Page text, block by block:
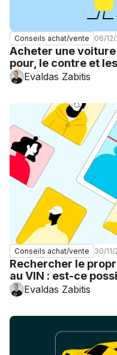
Conseils achat/vente 06/
Acheter une voiture
pour, le contre et
Evaldas Zabitis
Conseils achat/vente 30/
Rechercher le
au VIN : est-ce
Evaldas Zabitis